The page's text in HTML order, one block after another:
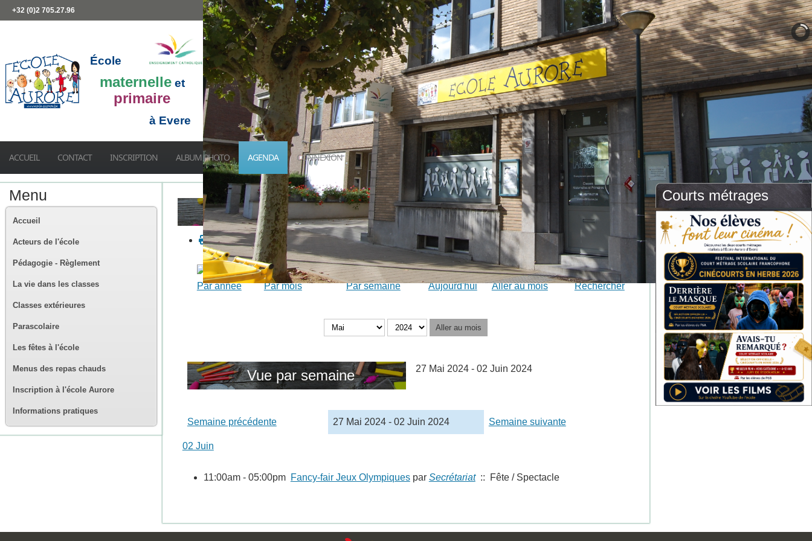
+32 (0)2 705.27.96
École
maternelle et
primaire
à Evere
ACCUEIL CONTACT INSCRIPTION ALBUM PHOTO AGENDA CONNEXION
Menu
Accueil
Acteurs de l'école
Pédagogie - Règlement
La vie dans les classes
Classes extérieures
Parascolaire
Les fêtes à l'école
Menus des repas chauds
Inscription à l'école Aurore
Informations pratiques
Calendrier
Par année Par mois Par semaine Aujourd'hui Aller au mois Rechercher
Aller au mois
Vue par semaine 27 Mai 2024 - 02 Juin 2024
Semaine précédente 27 Mai 2024 - 02 Juin 2024 Semaine suivante
02 Juin
11:00am - 05:00pm Fancy-fair Jeux Olympiquespar Secrétariat:: Fête / Spectacle
Courts métrages